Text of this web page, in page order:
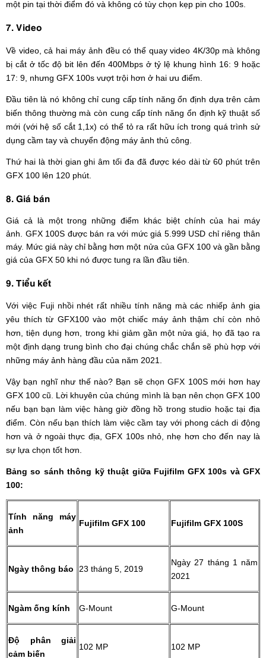
một pin tại thời điểm đó và không có tùy chọn kẹp pin cho 100s.
7. Video
Về video, cả hai máy ảnh đều có thể quay video 4K/30p mà không
bị cắt ở tốc độ bit lên đến 400Mbps ở tỷ lệ khung hình 16: 9 hoặc
17: 9, nhưng GFX 100s vượt trội hơn ở hai ưu điểm.
Đầu tiên là nó không chỉ cung cấp tính năng ổn định dựa trên cảm
biến thông thường mà còn cung cấp tính năng ổn định kỹ thuật số
mới (với hệ số cắt 1,1x) có thể tỏ ra rất hữu ích trong quá trình sử
dụng cầm tay và chuyển động máy ảnh thủ công.
Thứ hai là thời gian ghi âm tối đa đã được kéo dài từ 60 phút trên
GFX 100 lên 120 phút.
8. Giá bán
Giá cả là một trong những điểm khác biệt chính của hai máy
ảnh. GFX 100S được bán ra với mức giá 5.999 USD chỉ riêng thân
máy. Mức giá này chỉ bằng hơn một nửa của GFX 100 và gần bằng
giá của GFX 50 khi nó được tung ra lần đầu tiên.
9. Tiểu kết
Với việc Fuji nhồi nhét rất nhiều tính năng mà các nhiếp ảnh gia
yêu thích từ GFX100 vào một chiếc máy ảnh thậm chí còn nhỏ
hơn, tiện dụng hơn, trong khi giảm gần một nửa giá, họ đã tạo ra
một định dạng trung bình cho đại chúng chắc chắn sẽ phù hợp với
những máy ảnh hàng đầu của năm 2021.
Vậy bạn nghĩ như thế nào? Bạn sẽ chọn GFX 100S mới hơn hay
GFX 100 cũ. Lời khuyên của chúng mình là bạn nên chọn GFX 100
nếu bạn bạn làm việc hàng giờ đồng hồ trong studio hoặc tại địa
điểm. Còn nếu bạn thích làm việc cầm tay với phong cách di động
hơn và ở ngoài thực địa, GFX 100s nhỏ, nhẹ hơn cho đến nay là
sự lựa chọn tốt hơn.
Bảng so sánh thông kỹ thuật giữa Fujifilm GFX 100s và GFX
100:
Tính năng máy
ảnh
Fujifilm GFX 100 Fujifilm GFX 100S
Ngày thông báo 23 tháng 5, 2019
Ngày 27 tháng 1 năm
2021
Ngàm ống kính G-Mount G-Mount
Độ phân giải
cảm biến
102 MP 102 MP